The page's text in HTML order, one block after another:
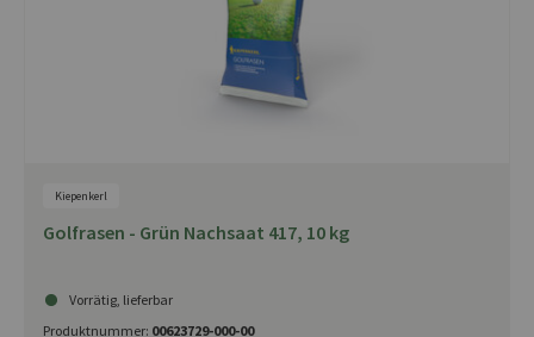
Kiepenkerl
Golfrasen - Grün Nachsaat 417, 10 kg
Vorrätig, lieferbar
Produktnummer: 00623729-000-00